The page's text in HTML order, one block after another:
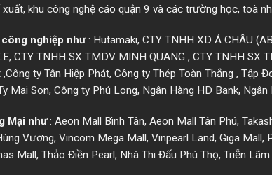
xuất, khu công nghệ cáo quận 9 và các trường học, toà
nghiệp như: Hutamaki, CTY TNHH XD Á CHÂU
CTY TNHH SX TMDV MINH QUANG , CTY TNHH
ty Tân Hiệp Phát, Công ty Thép Toàn Thắng , Tập
Mai Son, Công ty Phú Long, Ngân Hàng HD Bank,
Mại như: Aeon Mall Bình Tân, Aeon Mall Tân Phú,
Vương, Vincom Mega Mall, Vinpearl Land, Giga Mall,
Mall, Thảo Điền Pearl, Nhà Thi Đấu Phú Thọ, Triễn